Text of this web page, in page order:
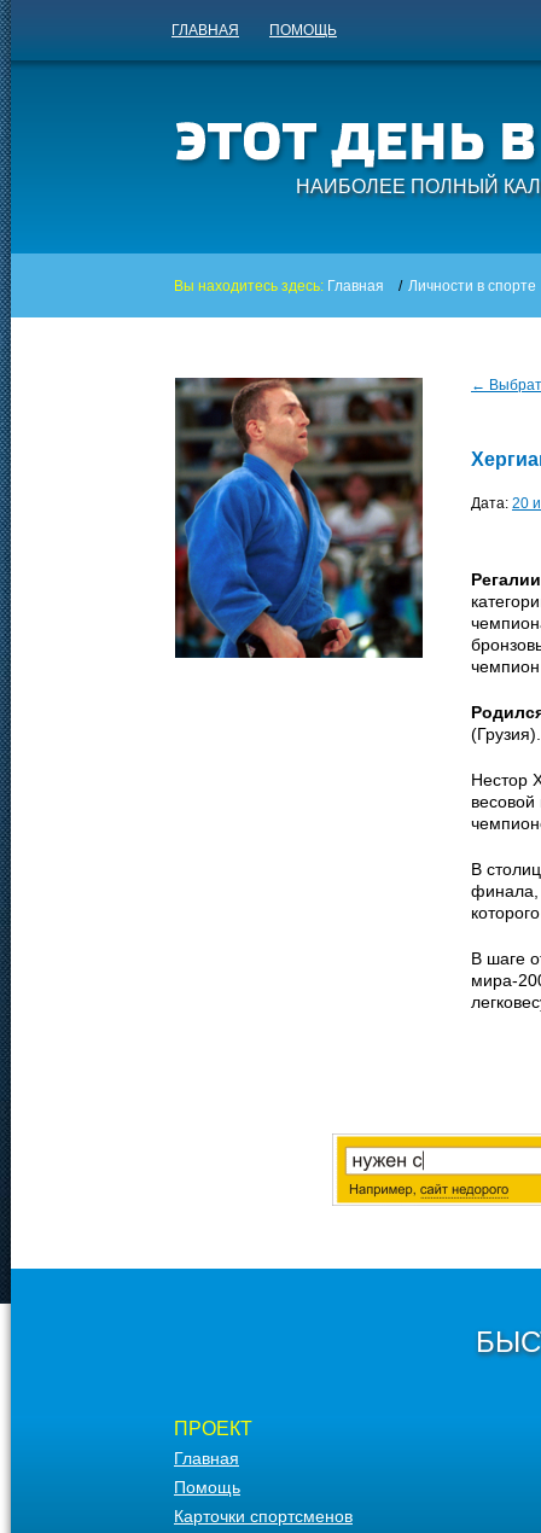
ГЛАВНАЯ ПОМОЩЬ
НАИБОЛЕЕ ПОЛНЫЙ
Вы находитесь здесь: Главная / Личности в спорте
←
Дата: 20
(Грузия).
Нестор
В
финала,
В шаге
мира-
ПРОЕКТ
Главная
Помощь
Карточки спортсменов